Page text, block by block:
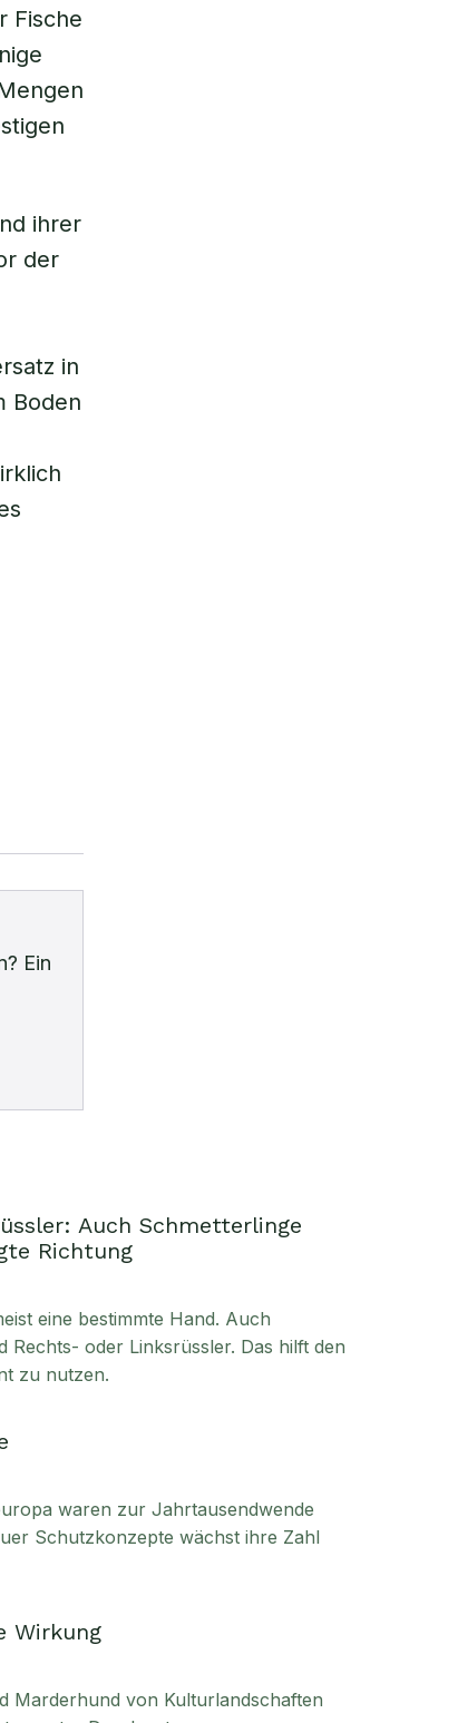
Fische
ihrer
der
in
Boden
Ein
Auch Schmetterlinge
Richtung
eine bestimmte Hand. Auch
Rechts- oder Linksrüssler. Das hilft den
zu nutzen.
waren zur Jahrtausendwende
Schutzkonzepte wächst ihre Zahl
Wirkung
Marderhund von Kulturlandschaften